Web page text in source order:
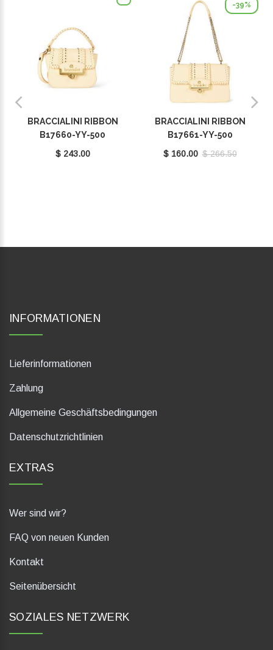
BRACCIALINI RIBBON
B17660-YY-500
$ 243.00
-39%
BRACCIALINI RIBBON
B17661-YY-500
$ 160.00 $ 266.50
INFORMATIONEN
Lieferinformationen
Zahlung
Allgemeine Geschäftsbedingungen
Datenschutzrichtlinien
EXTRAS
Wer sind wir?
FAQ von neuen Kunden
Kontakt
Seitenübersicht
SOZIALES NETZWERK